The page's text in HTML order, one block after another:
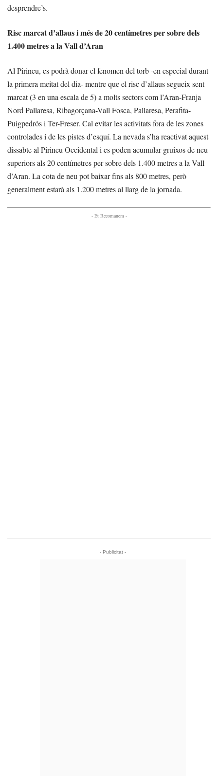
desprendre’s.
Risc marcat d’allaus i més de 20 centímetres per sobre dels
1.400 metres a la Vall d’Aran
Al Pirineu, es podrà donar el fenomen del torb -en especial durant
la primera meitat del dia- mentre que el risc d’allaus segueix sent
marcat (3 en una escala de 5) a molts sectors com l’Aran-Franja
Nord Pallaresa, Ribagorçana-Vall Fosca, Pallaresa, Perafita-
Puigpedrós i Ter-Freser. Cal evitar les activitats fora de les zones
controlades i de les pistes d’esquí. La nevada s’ha reactivat aquest
dissabte al Pirineu Occidental i es poden acumular gruixos de neu
superiors als 20 centímetres per sobre dels 1.400 metres a la Vall
d’Aran. La cota de neu pot baixar fins als 800 metres, però
generalment estarà als 1.200 metres al llarg de la jornada.
- Et Recomanem -
- Publicitat -